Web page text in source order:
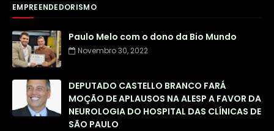
EMPREENDEDORISMO
Paulo Melo com o dono da Bio Mundo
Novembro 30, 2022
DEPUTADO CASTELLO BRANCO FARÁ
MOÇÃO DE APLAUSOS NA ALESP A FAVOR DA
NEUROLOGIA DO HOSPITAL DAS CLÍNICAS DE
SÃO PAULO